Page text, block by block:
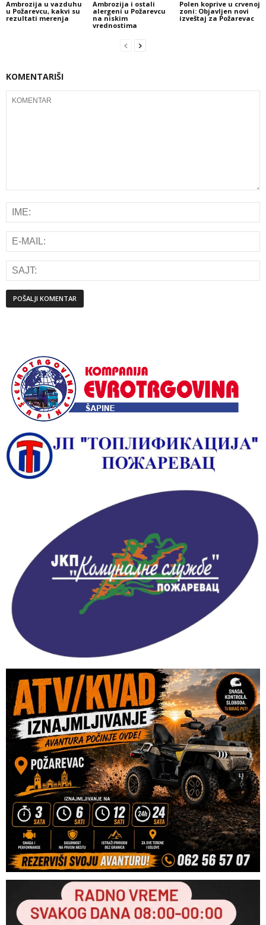
Ambrozija u vazduhu
u Požarevcu, kakvi su
rezultati merenja
Ambrozija i ostali
alergeni u Požarevcu
na niskim
vrednostima
Polen koprive u crvenoj
zoni: Objavljen novi
izveštaj za Požarevac
KOMENTARIŠI